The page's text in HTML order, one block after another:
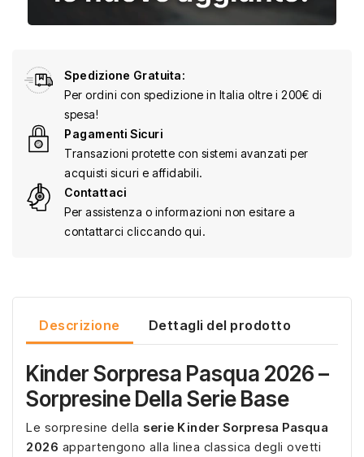
Spedizione Gratuita:
Per ordini con spedizione in Italia oltre i 200€ di
spesa!
Pagamenti Sicuri
Transazioni protette con sistemi avanzati per
acquisti sicuri e affidabili.
Contattaci
Per assistenza o informazioni non esitare a
contattarci cliccando qui.
Descrizione Dettagli del prodotto
Kinder Sorpresa Pasqua 2026 –
Sorpresine Della Serie Base
Le sorpresine della serie Kinder Sorpresa Pasqua
2026 appartengono alla linea classica degli ovetti